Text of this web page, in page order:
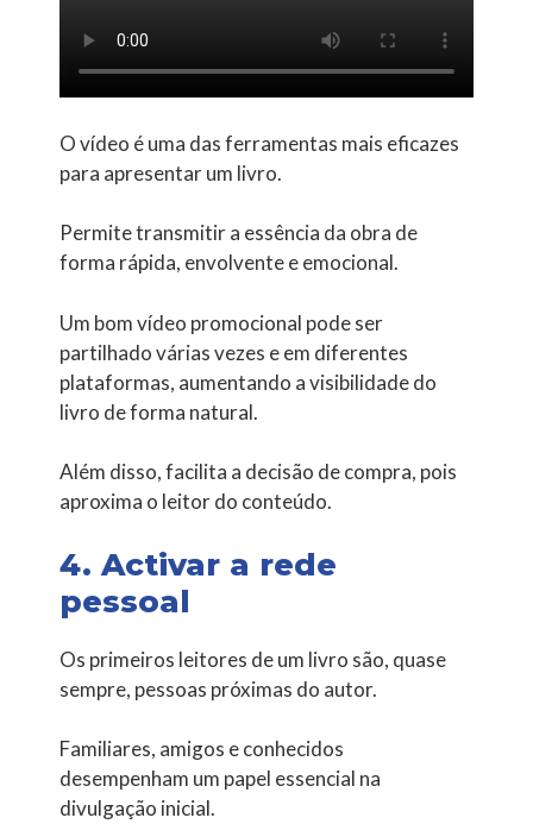
O vídeo é uma das ferramentas mais eficazes
para apresentar um livro.
Permite transmitir a essência da obra de
forma rápida, envolvente e emocional.
Um bom vídeo promocional pode ser
partilhado várias vezes e em diferentes
plataformas, aumentando a visibilidade do
livro de forma natural.
Além disso, facilita a decisão de compra, pois
aproxima o leitor do conteúdo.
4. Activar a rede
pessoal
Os primeiros leitores de um livro são, quase
sempre, pessoas próximas do autor.
Familiares, amigos e conhecidos
desempenham um papel essencial na
divulgação inicial.